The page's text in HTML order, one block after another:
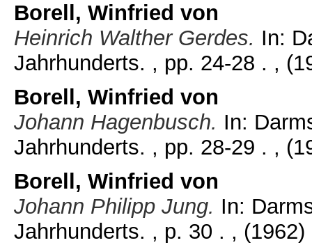
Borell, Winfried von
Heinrich Walther Gerdes. In:
Jahrhunderts. , pp. 24-28 . ,
Borell, Winfried von
Johann Hagenbusch. In:
Jahrhunderts. , pp. 28-29 . ,
Borell, Winfried von
Johann Philipp Jung. In:
Jahrhunderts. , p. 30 . , (1962)